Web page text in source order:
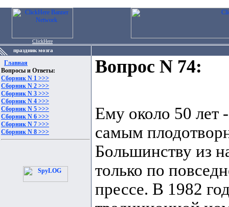
ClickHere
праздник мозга
Главная
Вопросы и Ответы:
Сборник N 1 >>>
Сборник N 2 >>>
Сборник N 3 >>>
Сборник N 4 >>>
Сборник N 5 >>>
Сборник N 6 >>>
Сборник N 7 >>>
Сборник N 8 >>>
Вопрос N 74:
Ему около 50 лет
самым
Большинству из
только по
прессе. В 1982